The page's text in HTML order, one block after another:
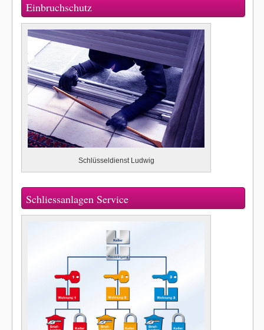
Einbruchschutz
Schlüsseldienst Ludwig
Schliessanlagen Service